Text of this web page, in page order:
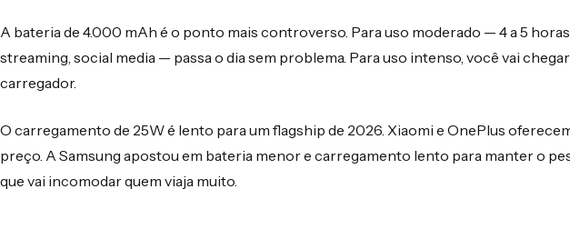
A bateria de 4.000 mAh é o ponto mais controverso. Para uso moderado — 4 a 5
streaming, social media — passa o dia sem problema. Para uso intenso, você vai chegar
carregador.
O carregamento de 25W é lento para um flagship de 2026. Xiaomi e OnePlus
preço. A Samsung apostou em bateria menor e carregamento lento para manter o
que vai incomodar quem viaja muito.